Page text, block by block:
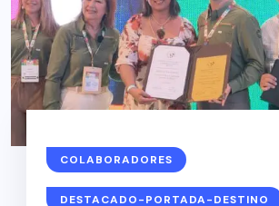
COLABORADORES
DESTACADO-PORTADA-DESTINO